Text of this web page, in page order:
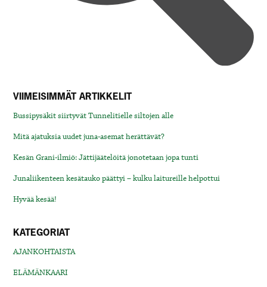
VIIMEISIMMÄT ARTIKKELIT
Bussipysäkit siirtyvät Tunnelitielle siltojen alle
Mitä ajatuksia uudet juna-asemat herättävät?
Kesän Grani-ilmiö: Jättijäätelöitä jonotetaan jopa tunti
Junaliikenteen kesätauko päättyi – kulku laitureille helpottui
Hyvää kesää!
KATEGORIAT
AJANKOHTAISTA
ELÄMÄNKAARI